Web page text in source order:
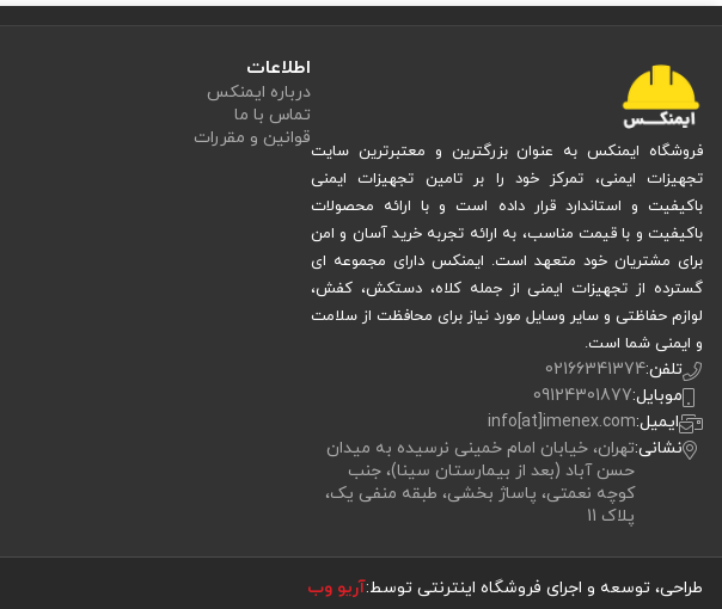
فروشگاه ایمنکس به عنوان بزرگترین و معتبرترین سایت
تجهیزات ایمنی، تمرکز خود را بر تامین تجهیزات ایمنی
باکیفیت و استاندارد قرار داده است و با ارائه محصولات
باکیفیت و با قیمت مناسب، به ارائه تجربه خرید آسان و امن
برای مشتریان خود متعهد است. ایمنکس دارای مجموعه ای
گسترده از تجهیزات ایمنی از جمله کلاه، دستکش، کفش،
لوازم حفاظتی و سایر وسایل مورد نیاز برای محافظت از سلامت
و ایمنی شما است.
تلفن:02166341374
موبایل:09124301877
ایمیل:info[at]imenex.com
نشانی:تهران، خیابان امام خمینی نرسیده به میدان
حسن آباد (بعد از بیمارستان سینا)، جنب
کوچه نعمتی، پاساژ بخشی، طبقه منفی یک،
پلاک 11
اطلاعات
درباره ایمنکس
تماس با ما
قوانین و مقررات
طراحی، توسعه و اجرای فروشگاه اینترنتی توسط:آریو وب